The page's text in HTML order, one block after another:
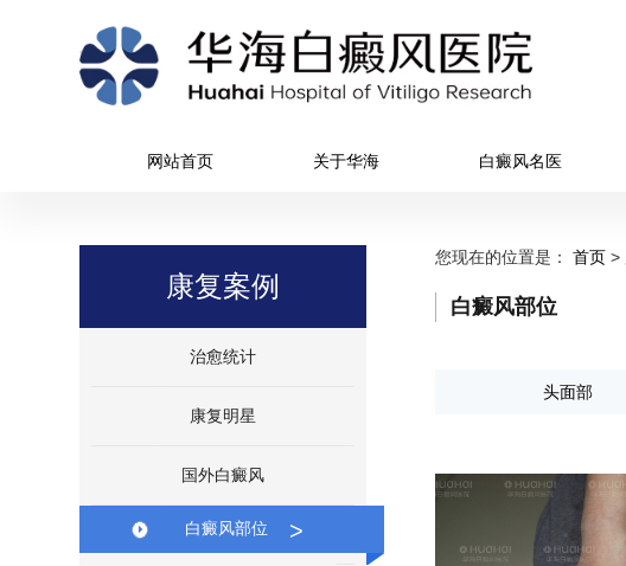
网站首页 关于华海 白癜风名医
康复案例
治愈统计
康复明星
国外白癜风
白癜风部位 >
您现在的位置是： 首页 >
白癜风部位
头面部